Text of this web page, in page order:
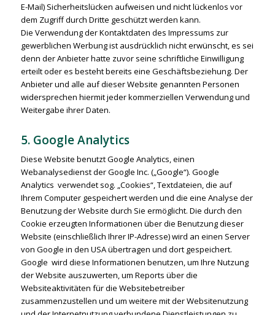
E-Mail) Sicherheitslücken aufweisen und nicht lückenlos vor
dem Zugriff durch Dritte geschützt werden kann.
Die Verwendung der Kontaktdaten des Impressums zur
gewerblichen Werbung ist ausdrücklich nicht erwünscht, es sei
denn der Anbieter hatte zuvor seine schriftliche Einwilligung
erteilt oder es besteht bereits eine Geschäftsbeziehung. Der
Anbieter und alle auf dieser Website genannten Personen
widersprechen hiermit jeder kommerziellen Verwendung und
Weitergabe ihrer Daten.
5. Google Analytics
Diese Website benutzt Google Analytics, einen
Webanalysedienst der Google Inc. („Google“). Google
Analytics verwendet sog. „Cookies“, Textdateien, die auf
Ihrem Computer gespeichert werden und die eine Analyse der
Benutzung der Website durch Sie ermöglicht. Die durch den
Cookie erzeugten Informationen über die Benutzung dieser
Website (einschließlich Ihrer IP-Adresse) wird an einen Server
von Google in den USA übertragen und dort gespeichert.
Google wird diese Informationen benutzen, um Ihre Nutzung
der Website auszuwerten, um Reports über die
Websiteaktivitäten für die Websitebetreiber
zusammenzustellen und um weitere mit der Websitenutzung